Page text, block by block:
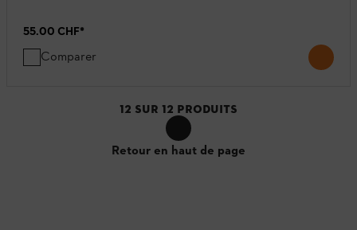
55.00 CHF*
Comparer
12 SUR 12 PRODUITS
Retour en haut de page